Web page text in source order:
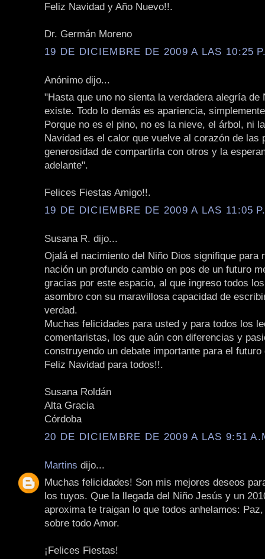
Feliz Navidad y Año Nuevo!!.
Dr. Germán Moreno
19 DE DICIEMBRE DE 2009 A LAS 10:25
Anónimo dijo...
"Hasta que uno no sienta la verdadera alegría de
existe. Todo lo demás es apariencia,
Porque no es el pino, no es la nieve, el árbol, ni
Navidad es el calor que vuelve al corazón de las
generosidad de compartirla con otros y la
adelante".
Felices Fiestas Amigo!!.
19 DE DICIEMBRE DE 2009 A LAS 11:05
Susana R. dijo...
Ojalá el nacimiento del Niño Dios signifique para
nación un profundo cambio en pos de un futuro
gracias por este espacio, al que ingreso todos
asombro con su maravillosa capacidad de
verdad.
Muchas felicidades para usted y para todos los
comentaristas, los que aún con diferencias y
construyendo un debate importante para el
Feliz Navidad para todos!!.
Susana Roldán
Alta Gracia
Córdoba
20 DE DICIEMBRE DE 2009 A LAS 9:51
Martins dijo...
Muchas felicidades! Son mis mejores deseos
los tuyos. Que la llegada del Niño Jesús y un
aproxima te traigan lo que todos anhelamos:
sobre todo Amor.
¡Felices Fiestas!